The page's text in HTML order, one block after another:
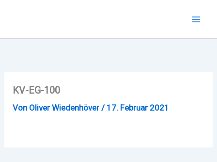
KV-EG-100
Von Oliver Wiedenhöver / 17. Februar 2021